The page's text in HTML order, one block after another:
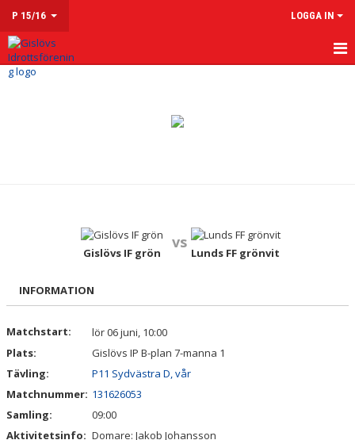
P 15/16 LOGGA IN
HEM
Gislövs IF grön
vs
Lunds FF grönvit
INFORMATION
Matchstart:
lör 06 juni, 10:00
Plats:
Gislövs IP B-plan 7-manna 1
Tävling:
P11 Sydvästra D, vår
Matchnummer: 131626053
Samling:
09:00
Aktivitetsinfo: Domare: Jakob Johansson